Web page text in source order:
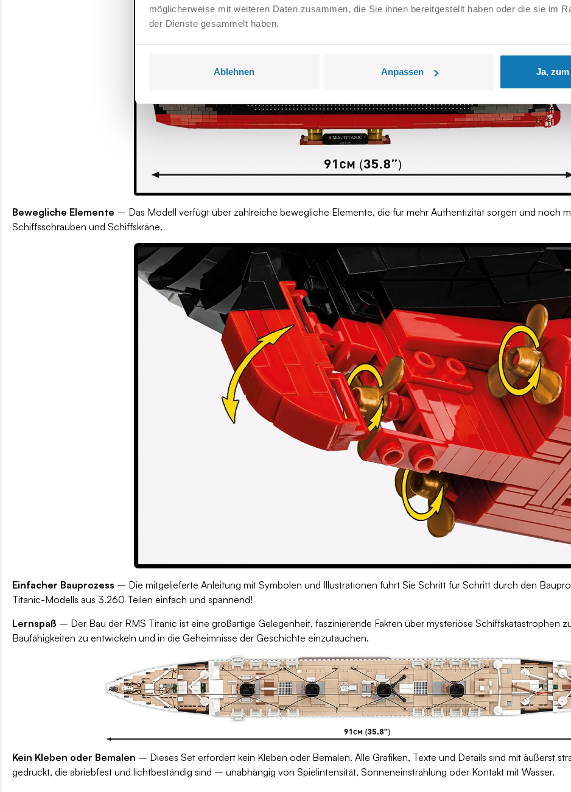
möglicherweise mit weiteren Daten zusammen, die Sie ihnen bereitgestellt haben oder die sie im
der Dienste gesammelt haben.
Ablehnen Anpassen Ja,
Bewegliche Elemente – Das Modell verfügt über zahlreiche bewegliche Elemente, die für mehr Authentizität sorgen und noch
Schiffsschrauben und Schiffskräne.
Einfacher Bauprozess – Die mitgelieferte Anleitung mit Symbolen und Illustrationen führt Sie Schritt für Schritt durch den
Titanic-Modells aus 3.260 Teilen einfach und spannend!
Lernspaß – Der Bau der RMS Titanic ist eine großartige Gelegenheit, faszinierende Fakten über mysteriöse Schiffskatastrophen
Baufähigkeiten zu entwickeln und in die Geheimnisse der Geschichte einzutauchen.
Kein Kleben oder Bemalen – Dieses Set erfordert kein Kleben oder Bemalen. Alle Grafiken, Texte und Details sind mit äußerst
gedruckt, die abriebfest und lichtbeständig sind – unabhängig von Spielintensität, Sonneneinstrahlung oder Kontakt mit Wasser.